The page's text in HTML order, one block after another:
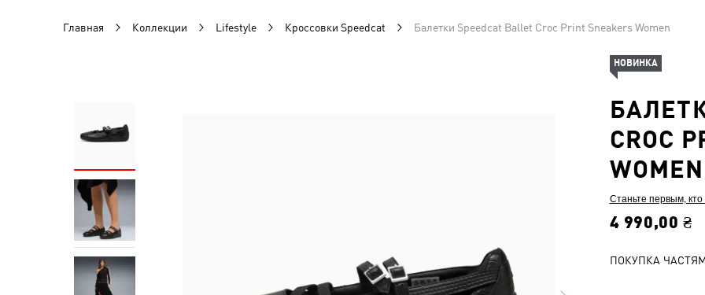
Главная Коллекции Lifestyle Кроссовки Speedcat Балетки Speedcat Ballet Croc Print Sneakers Women
CROC
WOMEN
Станьте первым,
4 990,00 ₴
ПОКУПКА
НОВИНКА